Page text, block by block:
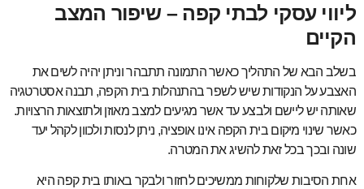
ליווי עסקי לבתי קפה – שיפור המצב
הקיים
בשלב הבא של התהליך כאשר התמונה תתבהר וניתן יהיה לשים את
האצבע על הנקודות שיש לשפר בהתנהלות בית הקפה, תבנה אסטרטגיה
שאותה יש ליישם ולבצע עד אשר מגיעים למצב מאוזן ולתוצאות הרצויות.
כאשר שינוי מיקום בית הקפה אינו אופציה, ניתן לנסות ולכוון לקהל יעד
שונה ובכך בכל זאת להשיג את המטרה.
אחת הסיבות שלקוחות ממשיכים לחזור ולבקר באותו בית קפה היא